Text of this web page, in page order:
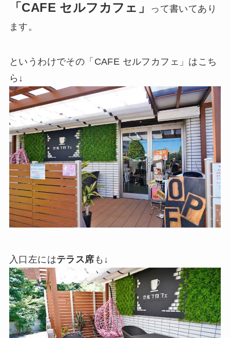
「CAFE セルフカフェ」
って書いてあり
ます。
というわけでその「CAFE セルフカフェ」はこち
ら↓
入口左にはテラス席 も↓